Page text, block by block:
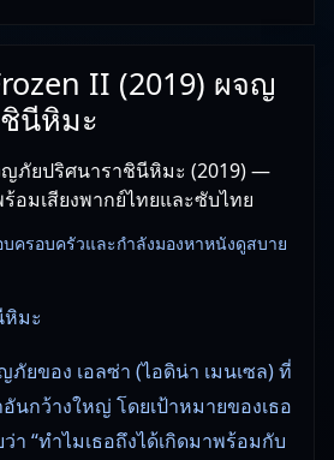
II (2019) ผจญ
นีหิมะ
ญภัยปริศนาราชินีหิมะ (2019) —
มเสียงพากย์ไทยและซับไทย
ครอบครัวและกำลังมองหาหนังดูสบาย
มะ
ภัยของ เอลซ่า (ไอดิน่า เมนเซล) ที่
นกว้างใหญ่ โดยเป้าหมายของเธอ
“ทำไมเธอถึงได้เกิดมาพร้อมกับ